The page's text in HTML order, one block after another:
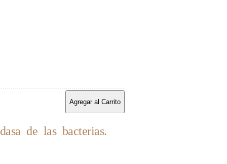
Agregar al Carrito
de las bacterias.